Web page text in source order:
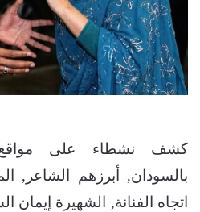
كشف نشطاء على مواقع
بالسودان, أبرزهم الشاعر,
اتجاه الفنانة, الشهيرة إيمان